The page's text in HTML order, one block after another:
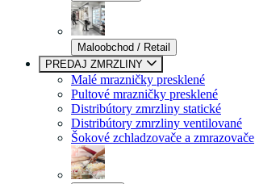
Maloobchod / Retail
PREDAJ ZMRZLINY
Malé mrazničky presklené
Pultové mrazničky presklené
Distribútory zmrzliny statické
Distribútory zmrzliny ventilované
Šokové zchladzovače a zmrazovače